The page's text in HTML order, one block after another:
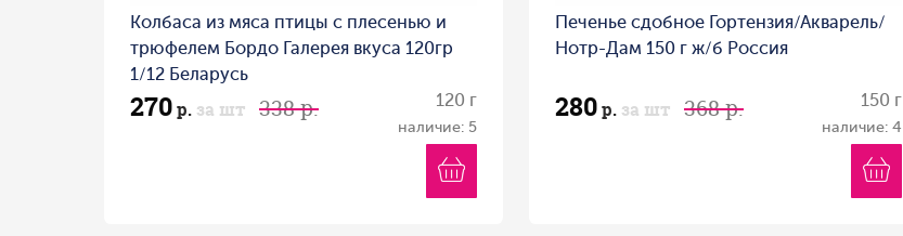
Колбаса из мяса птицы с плесенью и
трюфелем Бордо Галерея вкуса 120гр
1/12 Беларусь
270р. за шт 338 р. 120 г
наличие: 5
Печенье сдобное Гортензия/Акварель/
Нотр-Дам 150 г ж/б Россия
280р. за шт 368 р. 150 г
наличие: 4